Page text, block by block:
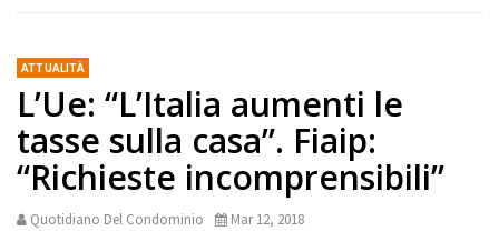
ATTUALITÀ
L’Ue: “L’Italia aumenti le
tasse sulla casa”. Fiaip:
“Richieste incomprensibili”
Quotidiano Del Condominio Mar 12, 2018